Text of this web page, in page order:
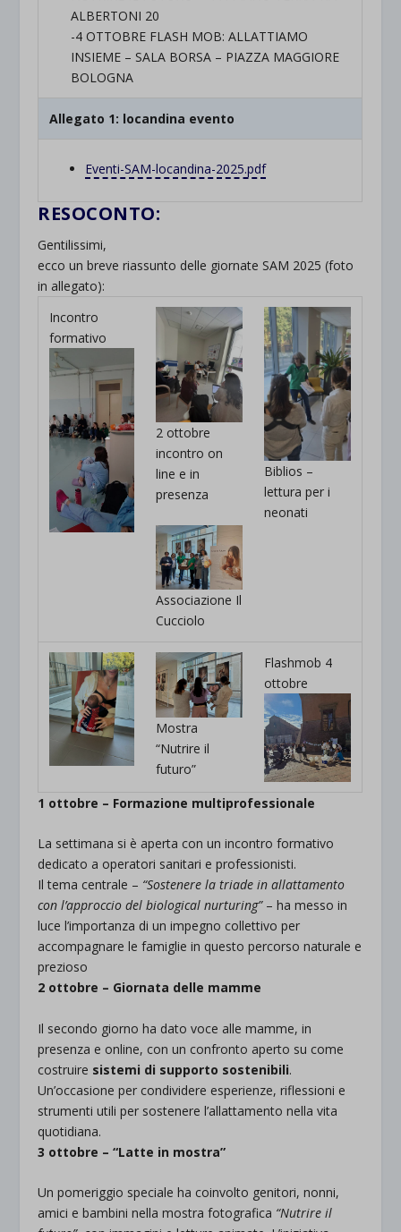
ALBERTONI 20
-4 OTTOBRE FLASH MOB: ALLATTIAMO
INSIEME – SALA BORSA – PIAZZA MAGGIORE
BOLOGNA
Allegato 1: locandina evento
Eventi-SAM-locandina-2025.pdf
RESOCONTO:
Gentilissimi,
ecco un breve riassunto delle giornate SAM 2025 (foto
in allegato):
Incontro
formativo
2 ottobre
incontro on
line e in
presenza
Associazione Il
Cucciolo
Biblios –
lettura per i
neonati
Mostra
“Nutrire il
futuro”
Flashmob 4
ottobre
1 ottobre – Formazione multiprofessionale
La settimana si è aperta con un incontro formativo
dedicato a operatori sanitari e professionisti.
Il tema centrale – “Sostenere la triade in allattamento
con l’approccio del biological nurturing”– ha messo in
luce l’importanza di un impegno collettivo per
accompagnare le famiglie in questo percorso naturale e
prezioso
2 ottobre – Giornata delle mamme
Il secondo giorno ha dato voce alle mamme, in
presenza e online, con un confronto aperto su come
costruire sistemi di supporto sostenibili.
Un’occasione per condividere esperienze, riflessioni e
strumenti utili per sostenere l’allattamento nella vita
quotidiana.
3 ottobre – “Latte in mostra”
Un pomeriggio speciale ha coinvolto genitori, nonni,
amici e bambini nella mostra fotografica “Nutrire il